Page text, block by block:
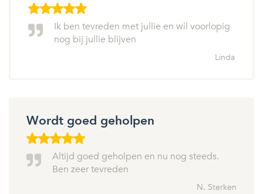
Ik ben tevreden met jullie en wil voorlopig
nog bij jullie blijven
Linda
Wordt goed geholpen
Altijd goed geholpen en nu nog steeds.
Ben zeer tevreden
N. Sterken